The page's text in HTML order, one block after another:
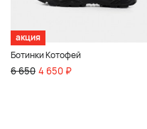
акция
Ботинки Котофей
6 650 4 650 ₽